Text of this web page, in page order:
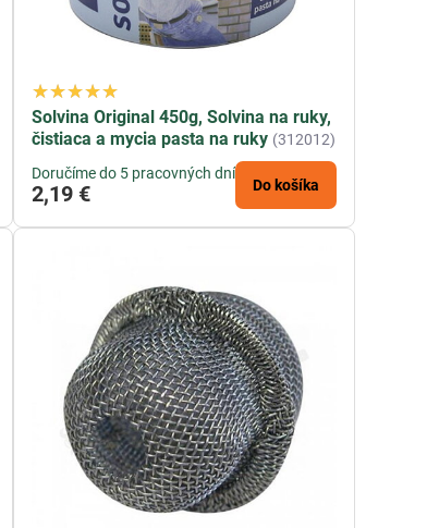
udržať váš dom čistý, upravený a funkčný.
Solvina Original 450g, Solvina na ruky,
čistiaca a mycia pasta na ruky (312012)
Doručíme do 5 pracovných dní
2,19 € Do košíka